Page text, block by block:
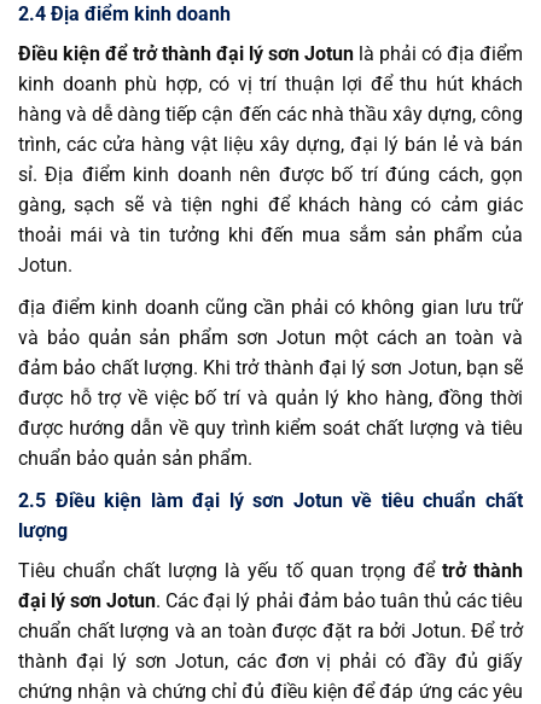
2.4 Địa điểm kinh doanh
Điều kiện để trở thành đại lý sơn Jotun là phải có địa điểm
kinh doanh phù hợp, có vị trí thuận lợi để thu hút khách
hàng và dễ dàng tiếp cận đến các nhà thầu xây dựng, công
trình, các cửa hàng vật liệu xây dựng, đại lý bán lẻ và bán
sỉ. Địa điểm kinh doanh nên được bố trí đúng cách, gọn
gàng, sạch sẽ và tiện nghi để khách hàng có cảm giác
thoải mái và tin tưởng khi đến mua sắm sản phẩm của
Jotun.
địa điểm kinh doanh cũng cần phải có không gian lưu trữ
và bảo quản sản phẩm sơn Jotun một cách an toàn và
đảm bảo chất lượng. Khi trở thành đại lý sơn Jotun, bạn sẽ
được hỗ trợ về việc bố trí và quản lý kho hàng, đồng thời
được hướng dẫn về quy trình kiểm soát chất lượng và tiêu
chuẩn bảo quản sản phẩm.
2.5 Điều kiện làm đại lý sơn Jotun về tiêu chuẩn chất
lượng
Tiêu chuẩn chất lượng là yếu tố quan trọng đểtrở thành
đại lý sơn Jotun. Các đại lý phải đảm bảo tuân thủ các tiêu
chuẩn chất lượng và an toàn được đặt ra bởi Jotun. Để trở
thành đại lý sơn Jotun, các đơn vị phải có đầy đủ giấy
chứng nhận và chứng chỉ đủ điều kiện để đáp ứng các yêu